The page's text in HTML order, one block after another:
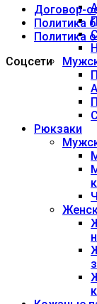
Рюкзаки
Договор-
Политика
Политика
Соцсети